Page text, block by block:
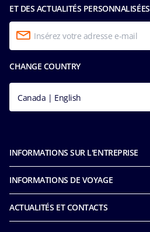
ET DES ACTUALITÉS PERSONNALISÉES
CHANGE COUNTRY
Canada | English
INFORMATIONS SUR L'ENTREPRISE
Développement durable
Mice and charters
INFORMATIONS DE VOYAGE
Avant votre croisière
ACTUALITÉS ET CONTACTS